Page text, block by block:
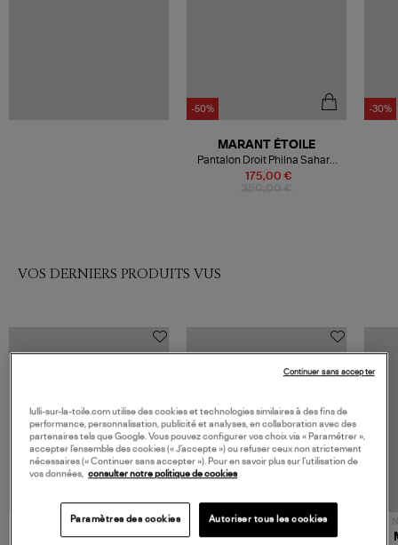
-50%
175,00 €
MARANT ÉTOILE
Pantalon Droit Philna Sahara
Coton Marron
-30%
VOS DERNIERS PRODUITS VUS
JEROME DREYFUSS
NOUVELLE COLLECTION
TORAL
lulli-sur-la-toile.com utilise des cookies et technologies similaires à des fins de
performance, personnalisation, publicité et analyses, en collaboration avec des
partenaires tels que Google. Vous pouvez configurer vos choix via « Paramétrer »,
accepter l’ensemble des cookies (« J’accepte ») ou refuser ceux non strictement
nécessaires (« Continuer sans accepter »). Pour en savoir plus sur l’utilisation de
vos données, consulter notre politique de cookies
Paramètres des cookies Autoriser tous les cookies
Continuer sans accepter